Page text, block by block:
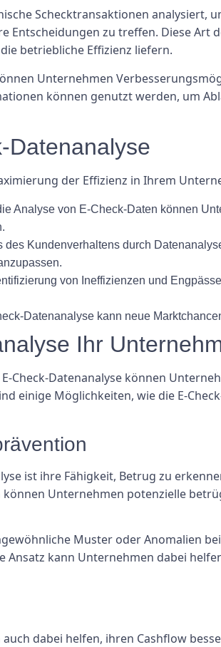
Schecktransaktionen analysiert,
Entscheidungen zu treffen. Diese Art
betriebliche Effizienz liefern.
Unternehmen
können genutzt werden, um
Datenanalyse
der Effizienz in Ihrem
Analyse von E-Check-Daten können
des Kundenverhaltens durch
von Ineffizienzen und
Datenanalyse kann neue
Ihr
Check-Datenanalyse können
einige Möglichkeiten, wie die E-
ist ihre Fähigkeit, Betrug zu
Unternehmen potenzielle
Muster oder Anomalien
kann Unternehmen dabei
dabei helfen, ihren Cashflow